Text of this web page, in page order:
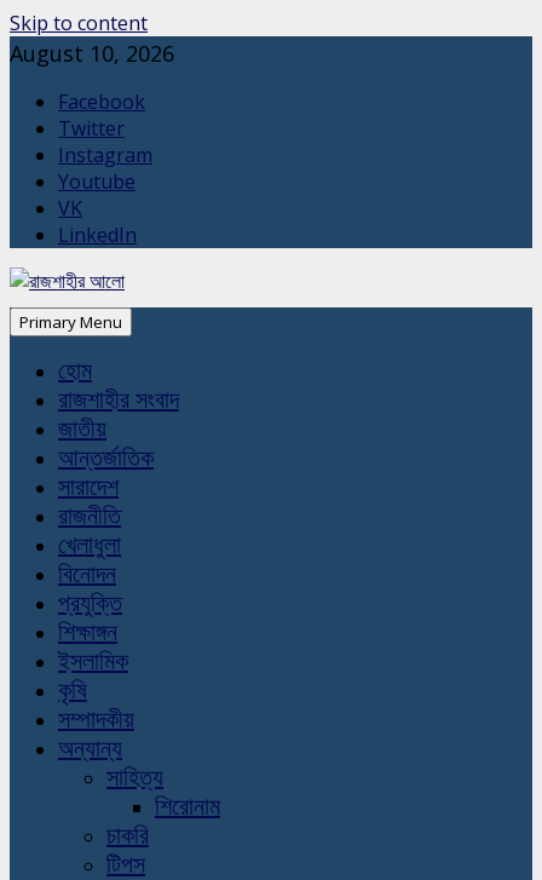
Skip to content
August 10, 2026
Facebook
Twitter
Instagram
Youtube
VK
LinkedIn
Primary Menu
হোম
রাজশাহীর সংবাদ
জাতীয়
আন্তর্জাতিক
সারাদেশ
রাজনীতি
খেলাধুলা
বিনোদন
প্রযুক্তি
শিক্ষাঙ্গন
ইসলামিক
কৃষি
সম্পাদকীয়
অন্যান্য
সাহিত্য
শিরোনাম
চাকরি
টিপস